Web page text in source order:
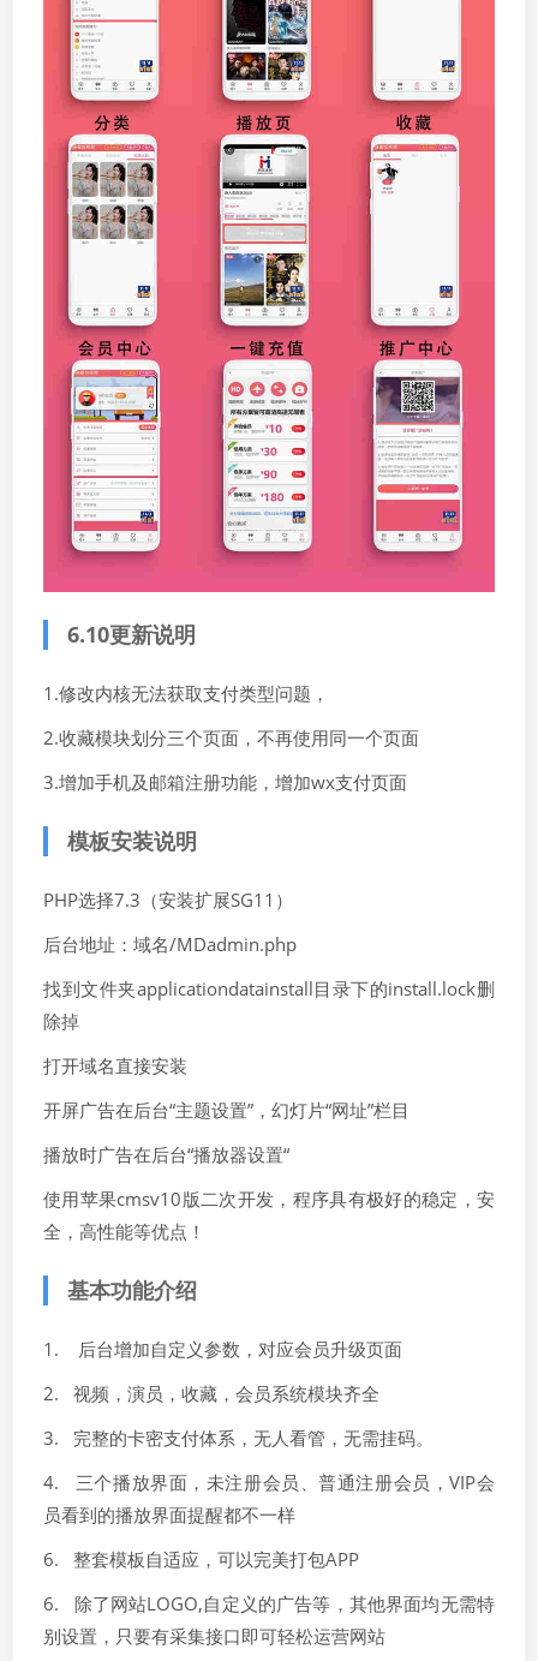
6.10更新说明
1.修改内核无法获取支付类型问题，
2.收藏模块划分三个页面，不再使用同一个页面
3.增加手机及邮箱注册功能，增加wx支付页面
模板安装说明
PHP选择7.3（安装扩展SG11）
后台地址：域名/MDadmin.php
找到文件夹applicationdatainstall目录下的install.lock删
除掉
打开域名直接安装
开屏广告在后台“主题设置”，幻灯片“网址”栏目
播放时广告在后台“播放器设置“
使用苹果cmsv10版二次开发，程序具有极好的稳定，安
全，高性能等优点！
基本功能介绍
1. 后台增加自定义参数，对应会员升级页面
2. 视频，演员，收藏，会员系统模块齐全
3. 完整的卡密支付体系，无人看管，无需挂码。
4. 三个播放界面，未注册会员、普通注册会员，VIP会
员看到的播放界面提醒都不一样
6. 整套模板自适应，可以完美打包APP
6. 除了网站LOGO,自定义的广告等，其他界面均无需特
别设置，只要有采集接口即可轻松运营网站